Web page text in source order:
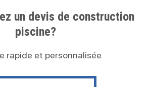
un devis de construction
piscine?
rapide et personnalisée
nous